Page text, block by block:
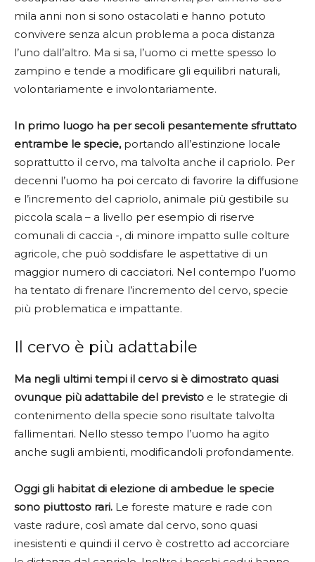
mila anni non si sono ostacolati e hanno potuto
convivere senza alcun problema a poca distanza
l’uno dall’altro. Ma si sa, l’uomo ci mette spesso lo
zampino e tende a modificare gli equilibri naturali,
volontariamente e involontariamente.
In primo luogo ha per secoli pesantemente sfruttato
entrambe le specie, portando all’estinzione locale
soprattutto il cervo, ma talvolta anche il capriolo. Per
decenni l’uomo ha poi cercato di favorire la diffusione
e l’incremento del capriolo, animale più gestibile su
piccola scala – a livello per esempio di riserve
comunali di caccia -, di minore impatto sulle colture
agricole, che può soddisfare le aspettative di un
maggior numero di cacciatori. Nel contempo l’uomo
ha tentato di frenare l’incremento del cervo, specie
più problematica e impattante.
Il cervo è più adattabile
Ma negli ultimi tempi il cervo si è dimostrato quasi
ovunque più adattabile del previsto e le strategie di
contenimento della specie sono risultate talvolta
fallimentari. Nello stesso tempo l’uomo ha agito
anche sugli ambienti, modificandoli profondamente.
Oggi gli habitat di elezione di ambedue le specie
sono piuttosto rari. Le foreste mature e rade con
vaste radure, così amate dal cervo, sono quasi
inesistenti e quindi il cervo è costretto ad accorciare